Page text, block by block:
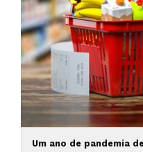
Um ano de pandemia